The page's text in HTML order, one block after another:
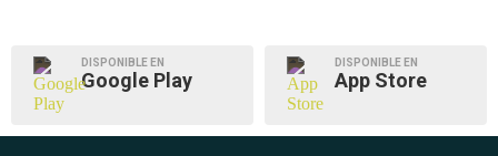
DISPONIBLE EN
Google Play
DISPONIBLE EN
App Store